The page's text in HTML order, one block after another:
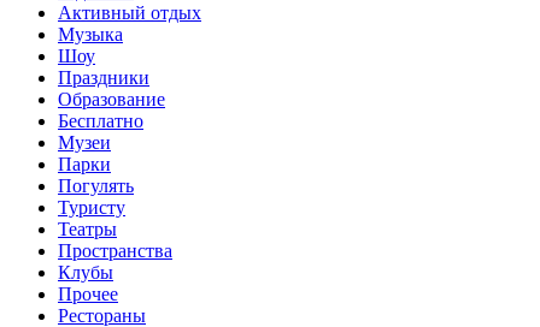
Активный отдых
Музыка
Шоу
Праздники
Образование
Бесплатно
Музеи
Парки
Погулять
Туристу
Театры
Пространства
Клубы
Прочее
Рестораны